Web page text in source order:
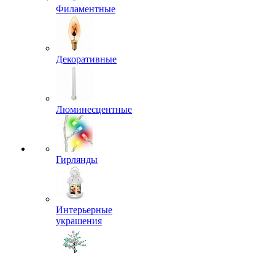
Филаментные
Декоративные
Люминесцентные
Гирлянды
Интерьерные
украшения